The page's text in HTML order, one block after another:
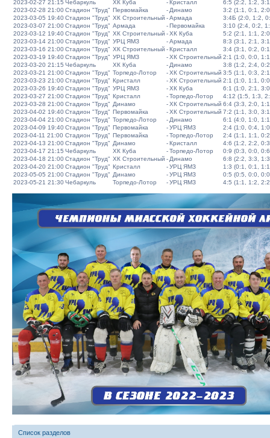
2023-02-27 21:15 Чебаркуль ХК Куба -Кристалл
6:5 (2:2, 1:2,
2023-02-28 21:00Стадион "Труд" Первомайка - Динамо
3:2 (1:1, 0:1,
2023-03-05 19:40Стадион "Труд" ХК Строительный -Армада
3:4Б (2:0, 1:2,
2023-03-07 21:00Стадион "Труд" Армада -Первомайка
3:10 (2:4, 0:2,
2023-03-12 19:40Стадион "Труд" ХК Строительный -ХК Куба
5:2 (2:1, 1:1,
2023-03-14 21:00Стадион "Труд" УРЦ ЯМЗ -Армада
8:3 (3:1, 2:1,
2023-03-16 21:00Стадион "Труд" ХК Строительный -Кристалл
3:4 (3:1, 0:2,
2023-03-19 19:40Стадион "Труд" УРЦ ЯМЗ -ХК Строительный 2:1 (1:0, 0:0,
2023-03-20 21:15 Чебаркуль ХК Куба - Динамо
3:8 (1:2, 2:4,
2023-03-21 21:00Стадион "Труд" Торпедо-Лотор -ХК Строительный 3:5 (1:1, 0:3,
2023-03-23 21:00Стадион "Труд" Кристалл -ХК Строительный 2:1 (1:0, 1:1,
2023-03-26 19:40Стадион "Труд" УРЦ ЯМЗ -ХК Куба
6:1 (1:0, 2:1,
2023-03-27 21:00Стадион "Труд" Кристалл -Торпедо-Лотор
4:12 (1:5, 1:3,
2023-03-28 21:00Стадион "Труд" Динамо -ХК Строительный 6:4 (3:3, 2:0,
2023-04-02 19:40Стадион "Труд" Первомайка -ХК Строительный 7:2 (1:1, 3:0,
2023-04-04 21:00Стадион "Труд" Торпедо-Лотор - Динамо
6:1 (4:0, 1:0,
2023-04-09 19:40Стадион "Труд" Первомайка -УРЦ ЯМЗ
2:4 (1:0, 0:4,
2023-04-11 21:00 Стадион "Труд" Первомайка -Торпедо-Лотор
2:4 (1:1, 1:1,
2023-04-13 21:00Стадион "Труд" Динамо -Кристалл
4:6 (1:2, 2:2,
2023-04-17 21:15 Чебаркуль ХК Куба -Торпедо-Лотор
0:9 (0:3, 0:0,
2023-04-18 21:00Стадион "Труд" ХК Строительный - Динамо
6:8 (2:2, 3:3,
2023-04-20 21:00Стадион "Труд" Кристалл -УРЦ ЯМЗ
1:3 (0:1, 0:1,
2023-05-05 21:00Стадион "Труд" Динамо -УРЦ ЯМЗ
0:5 (0:5, 0:0,
2023-05-21 21:30Чебаркуль Торпедо-Лотор -УРЦ ЯМЗ 4:5 (1:1, 1:2,
Список разделов